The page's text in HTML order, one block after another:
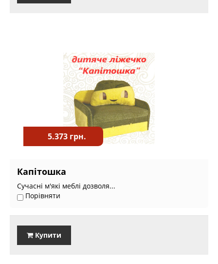
5.373 грн.
Капітошка
Сучасні м'які меблі дозволя...
Порівняти
Купити